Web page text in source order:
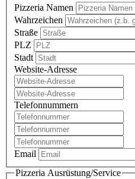
Pizzeria Namen
Wahrzeichen
Straße
PLZ
Stadt
Website-Adresse
Telefonnummern
Email
Pizzeria Ausrüstung/Service